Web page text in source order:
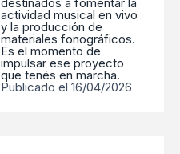
actividad musical en vivo
y la producción de
materiales fonográficos.
Es el momento de
impulsar ese proyecto
que tenés en marcha.
Publicado el 16/04/2026